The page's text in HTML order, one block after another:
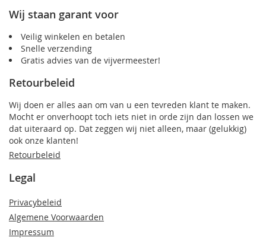
Wij staan garant voor
Veilig winkelen en betalen
Snelle verzending
Gratis advies van de vijvermeester!
Retourbeleid
Wij doen er alles aan om van u een tevreden klant te maken.
Mocht er onverhoopt toch iets niet in orde zijn dan lossen we
dat uiteraard op. Dat zeggen wij niet alleen, maar (gelukkig)
ook onze klanten!
Retourbeleid
Legal
Privacybeleid
Algemene Voorwaarden
Impressum